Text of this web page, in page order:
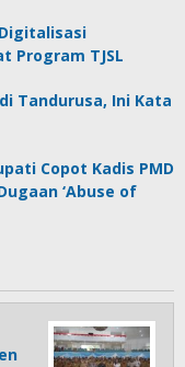
Program TJSL
Tandurusa, Ini Kata
Copot Kadis PMD
‘Abuse of